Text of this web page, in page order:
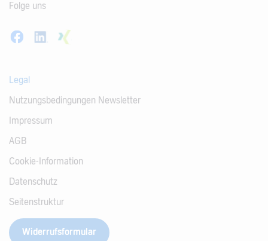
Folge uns
Legal
Nutzungsbedingungen Newsletter
Impressum
AGB
Cookie-Information
Datenschutz
Seitenstruktur
Widerrufsformular